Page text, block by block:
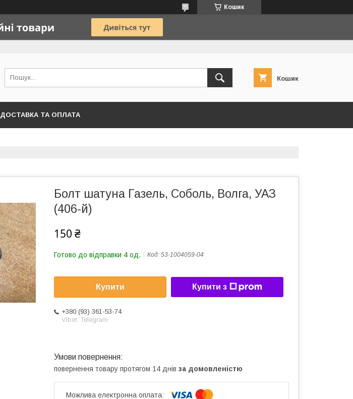
Кошик
Кошик
ДОСТАВКА ТА ОПЛАТА
Болт шатуна Газель, Соболь, Волга, УАЗ
(406-й)
150 ₴
Готово до відправки 4 од. Код: 53-1004059-04
Купити Купити з
+380 (93) 361-53-74
Viber, Telegram
повернення товару протягом 14 днів за домовленістю